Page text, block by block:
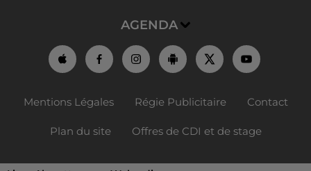
AGENDA
Mentions Légales Régie Publicitaire Contact
Plan du site Offres de CDI et de stage